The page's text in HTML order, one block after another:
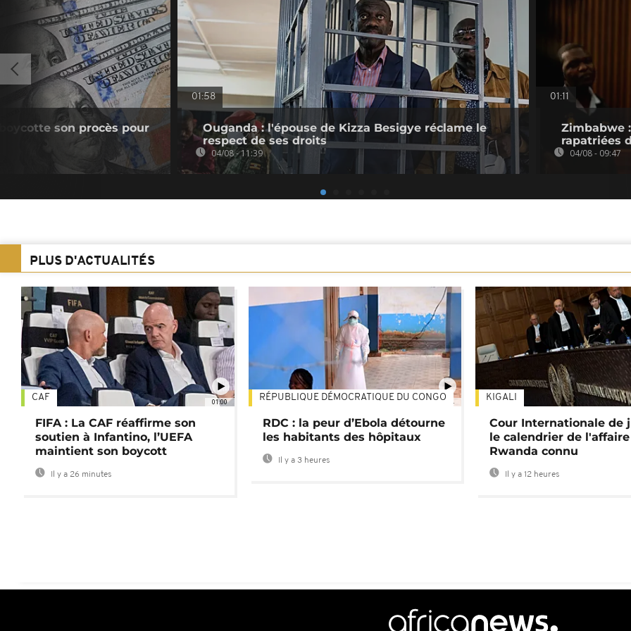
son procès pour
01:58
Ouganda : l'épouse de Kizza Besigye réclame le
respect de ses droits
04/08 - 11:39
01:11
Zimbabwe
rapatriées
04/08 - 09:47
PLUS D'ACTUALITÉS
01:00
CAF
FIFA : La CAF réaffirme son
soutien à Infantino, l’UEFA
maintient son boycott
Il y a 26 minutes
01:34
RÉPUBLIQUE DÉMOCRATIQUE DU CONGO
RDC : la peur d’Ebola détourne
les habitants des hôpitaux
Il y a 3 heures
KIGALI
Cour Internationale de
le calendrier de l'affaire
Rwanda connu
Il y a 12 heures